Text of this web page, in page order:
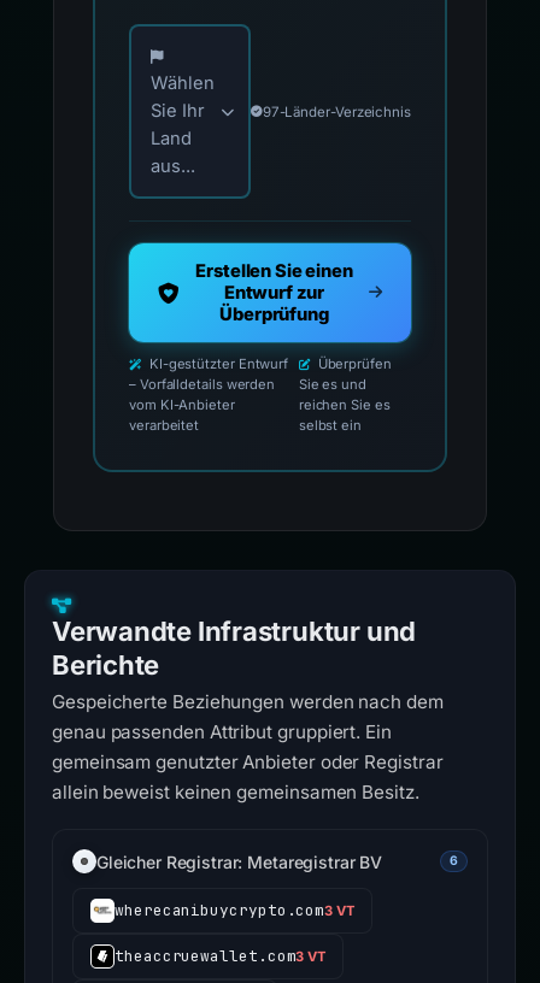
Wählen Sie Ihr Land für offizielle
Wählen
Sie Ihr
Land
aus...
97-Länder-Verzeichnis
Erstellen Sie einen
Entwurf zur
Überprüfung
KI-gestützter Entwurf
– Vorfalldetails werden
vom KI-Anbieter
verarbeitet
Überprüfen
Sie es und
reichen Sie es
selbst ein
Verwandte Infrastruktur und
Berichte
Gespeicherte Beziehungen werden nach dem
genau passenden Attribut gruppiert. Ein
gemeinsam genutzter Anbieter oder Registrar
allein beweist keinen gemeinsamen Besitz.
Gleicher Registrar: Metaregistrar BV 6
wherecanibuycrypto.com3 VT
theaccruewallet.com3 VT